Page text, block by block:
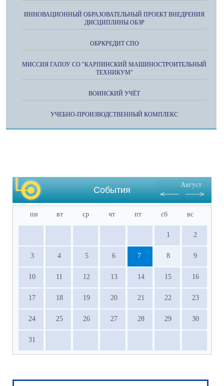
ИННОВАЦИОННЫЙ ОБРАЗОВАТЕЛЬНЫЙ ПРОЕКТ ВНЕДРЕНИЯ
ДИСЦИПЛИНЫ ОБЗР
ОБРКРЕДИТ СПО
МИССИЯ ГАПОУ СО "КАРПИНСКИЙ МАШИНОСТРОИТЕЛЬНЫЙ
ТЕХНИКУМ"
ВОИНСКИЙ УЧЁТ
УЧЕБНО-ПРОИЗВОДСТВЕННЫЙ КОМПЛЕКС
События
Август
пн вт ср чт пт сб вс
1 2
3 4 5 6 7 8 9
10 11 12 13 14 15 16
17 18 19 20 21 22 23
24 25 26 27 28 29 30
31